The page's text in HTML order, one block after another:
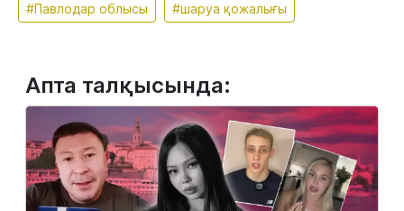
#Павлодар облысы #шаруа қожалығы
Апта талқысында: